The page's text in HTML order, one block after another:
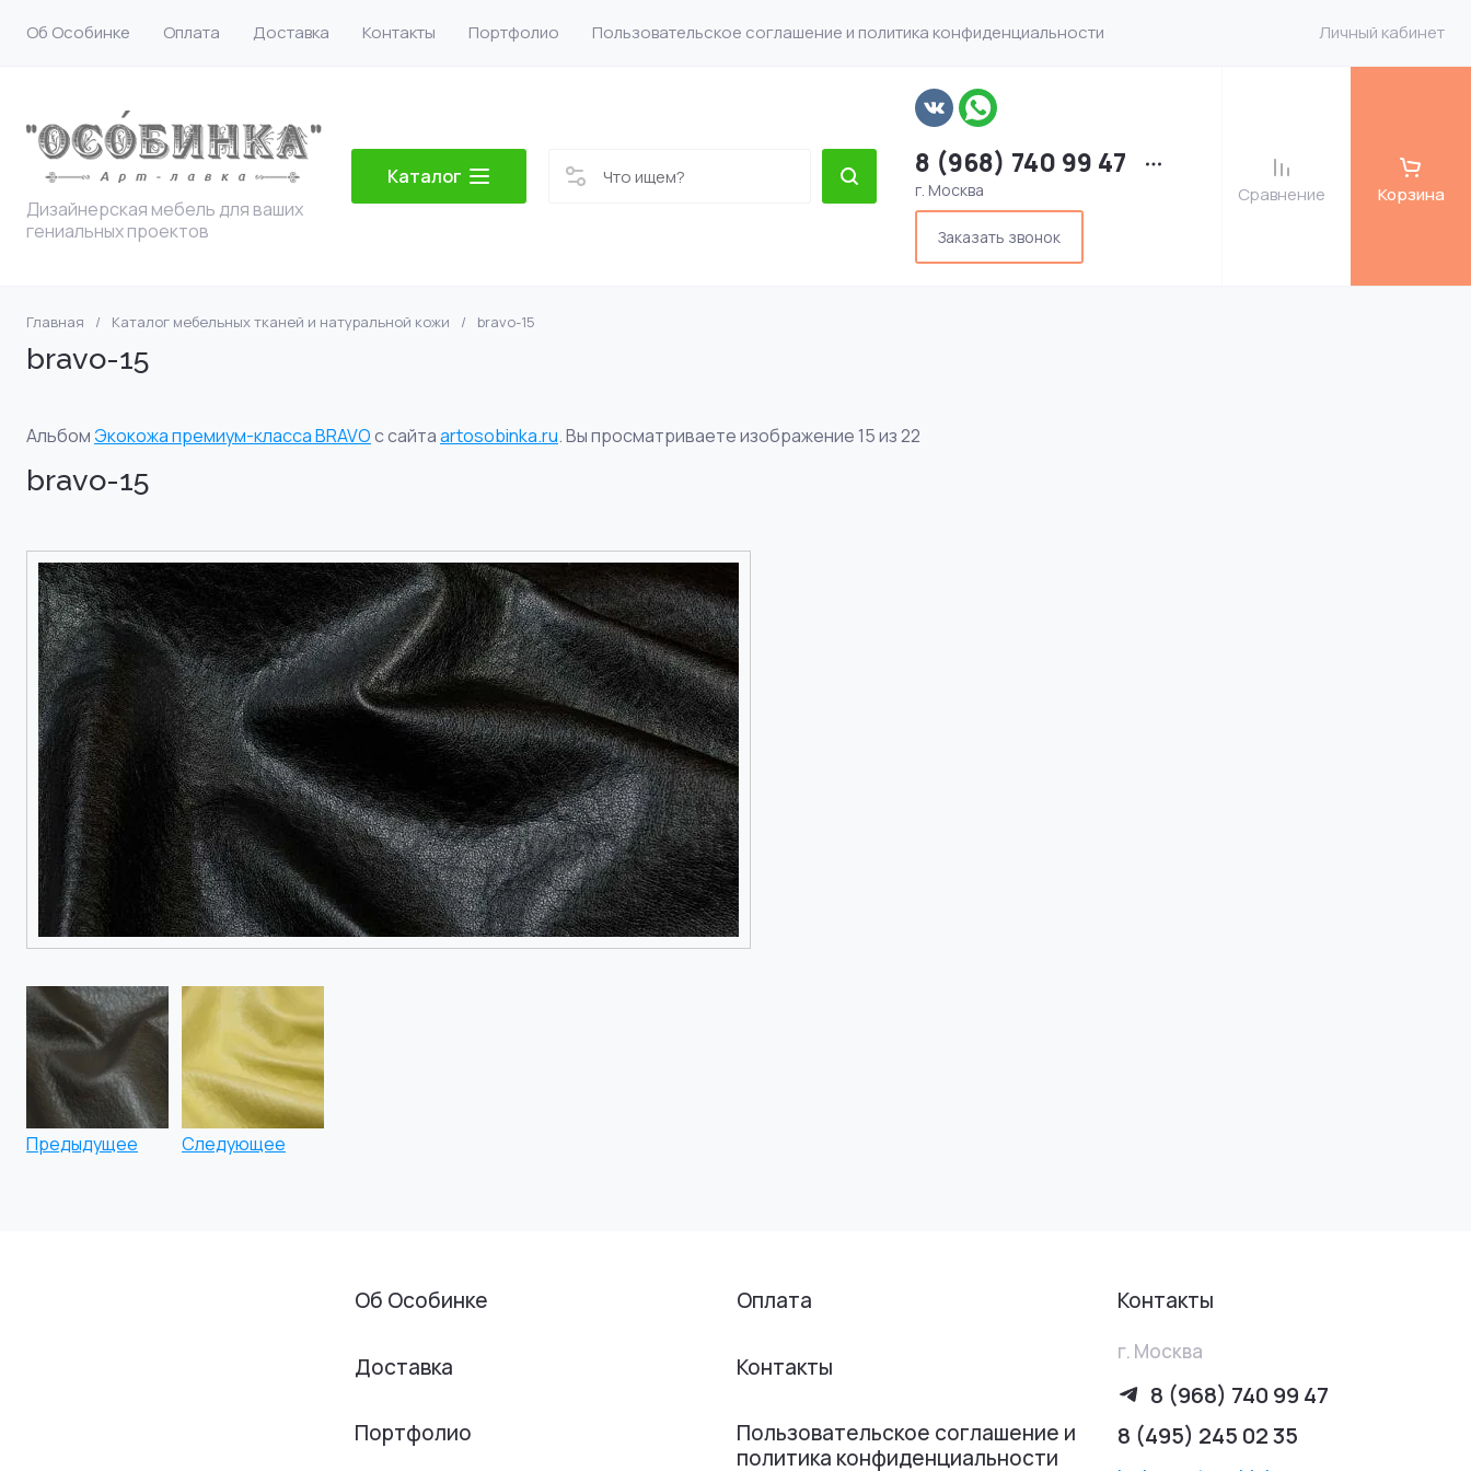
Об Особинке Оплата Доставка Контакты Портфолио Пользовательское соглашение и политика конфиденциальности Личный кабинет
Дизайнерская мебель для ваших
гениальных проектов
Каталог 8 (968) 740 99 47
г. Москва
Заказать звонок
Сравнение Корзина
Главная / Каталог мебельных тканей и натуральной кожи / bravo-15
bravo-15
Альбом Экокожа премиум-класса BRAVOс сайтаartosobinka.ru. Вы просматриваете изображение 15 из 22
bravo-15
Предыдущее Следующее
Об Особинке Оплата
Доставка Контакты
Портфолио
Пользовательское соглашение и
политика конфиденциальности
Контакты
г. Москва
8 (968) 740 99 47
8 (495) 245 02 35